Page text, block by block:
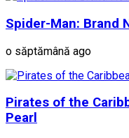
Spider-Man: Brand
o săptămână ago
Pirates of the
Pearl